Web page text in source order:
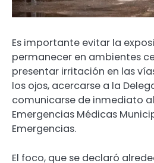
Es importante evitar la
permanecer en ambientes
presentar irritación en las
los ojos, acercarse a la
comunicarse de inmediato
Emergencias Médicas
Emergencias.
El foco, que se declaró